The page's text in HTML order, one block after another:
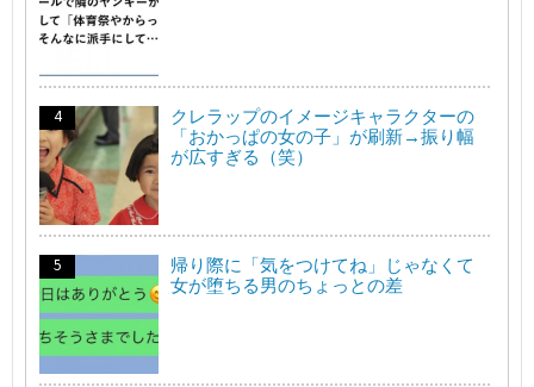
クレラップのイメージキャラクターの
「おかっぱの女の子」が刷新→振り幅
が広すぎる（笑）
帰り際に「気をつけてね」じゃなくて
女が堕ちる男のちょっとの差